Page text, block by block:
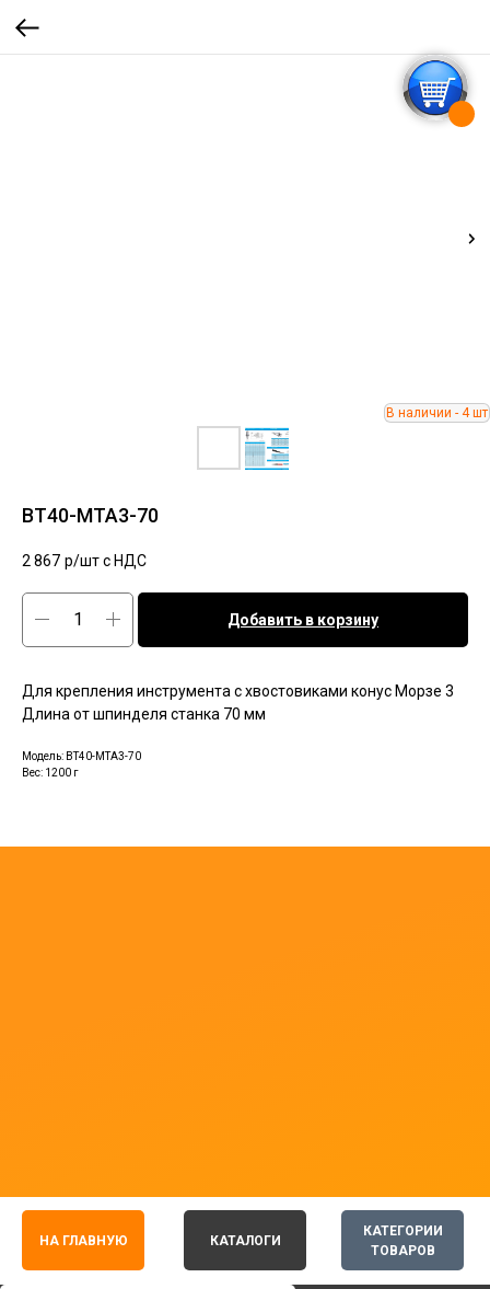
BT40-MTA3-70
2 867 р/шт c НДС
Добавить в корзину
Для крепления инструмента с хвостовиками конус Морзе 3
Длина от шпинделя станка 70 мм
Модель: BT40-MTA3-70
Вес: 1200 г
КАТЕГОРИИ
ТОВАРОВ
НА ГЛАВНУЮ КАТАЛОГИ